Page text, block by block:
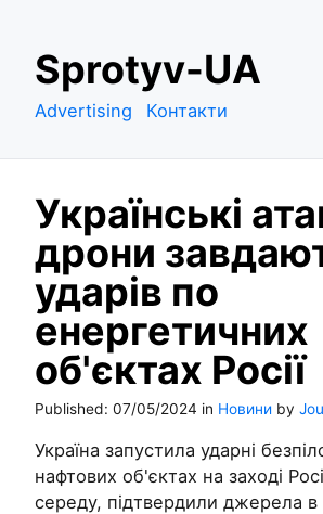
k
c
o
n
t
e
n
t
Sprotyv-UA
Advertising Контакти
Українські
дрони
ударів по
енергетичних
об'єктах Росії
Published: 07/05/2024 in Новини by
Україна запустила ударні
нафтових об'єктах на заході
середу, підтвердили джерела в